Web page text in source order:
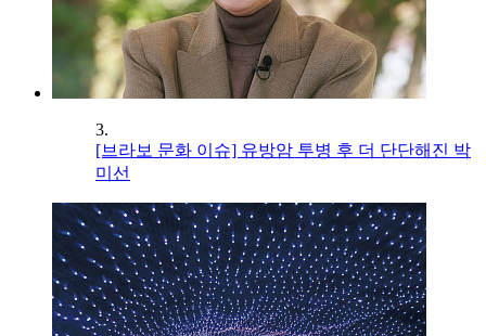
3.
[브라보 문화 이슈] 유방암 투병 후 더 단단해진 박
미선